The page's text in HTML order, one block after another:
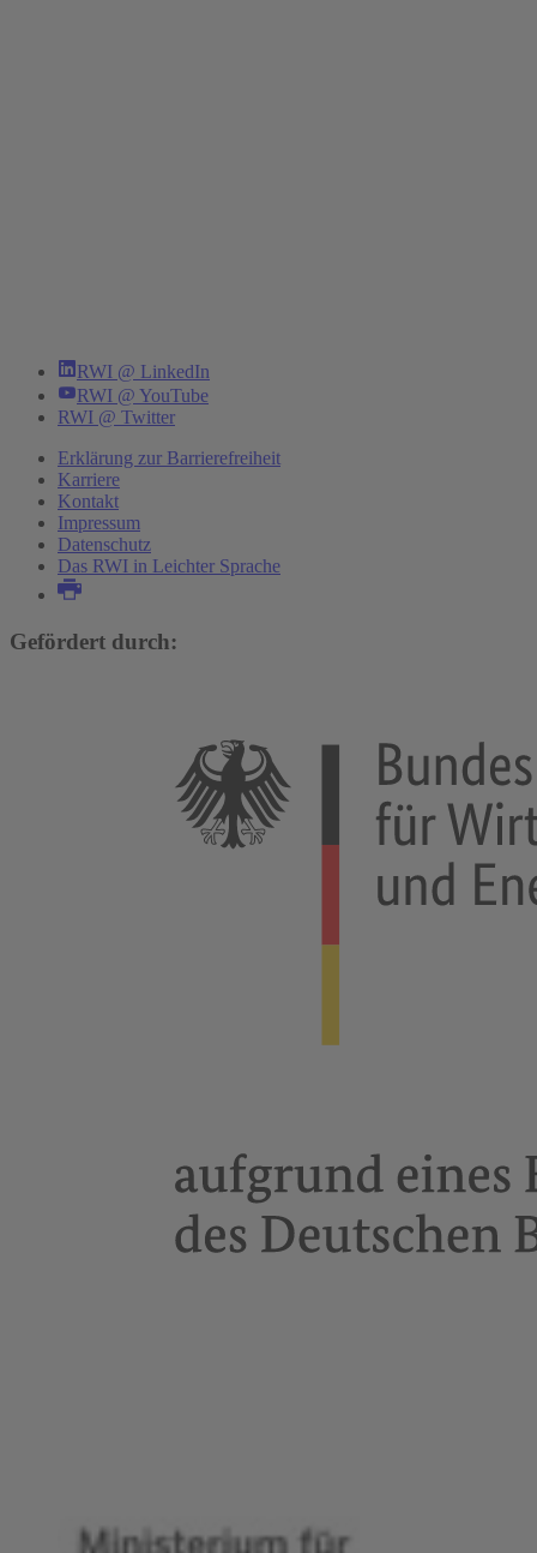
RWI @ LinkedIn
RWI @ YouTube
RWI @ Twitter
Erklärung zur Barrierefreiheit
Karriere
Kontakt
Impressum
Datenschutz
Das RWI in Leichter Sprache
Gefördert durch: